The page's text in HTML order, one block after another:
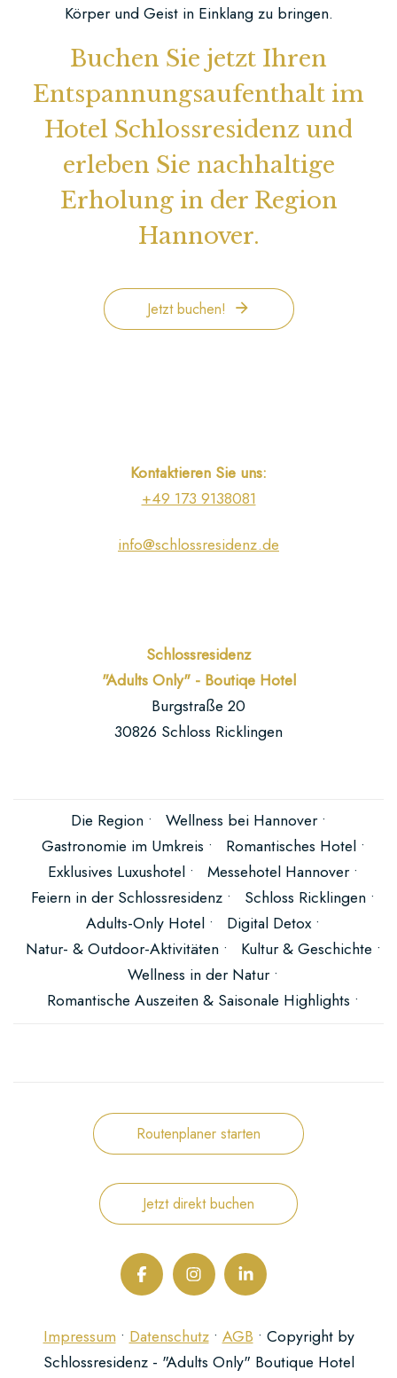
Körper und Geist in Einklang zu bringen.
Buchen Sie jetzt Ihren
Entspannungsaufenthalt im
Hotel Schlossresidenz und
erleben Sie nachhaltige
Erholung in der Region
Hannover.
Jetzt buchen!
Kontaktieren Sie uns:
+49 173 9138081
info@schlossresidenz.de
Schlossresidenz
"Adults Only" - Boutiqe Hotel
Burgstraße 20
30826 Schloss Ricklingen
Die Region •
Wellness bei Hannover •
Gastronomie im Umkreis •
Romantisches Hotel •
Exklusives Luxushotel •
Messehotel Hannover •
Feiern in der Schlossresidenz •
Schloss Ricklingen •
Adults-Only Hotel •
Digital Detox •
Natur- & Outdoor-Aktivitäten •
Kultur & Geschichte •
Wellness in der Natur •
Romantische Auszeiten & Saisonale Highlights •
Routenplaner starten
Jetzt direkt buchen
Impressum • Datenschutz• AGB • Copyright by
Schlossresidenz - "Adults Only" Boutique Hotel